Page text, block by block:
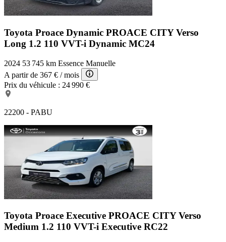
Toyota Proace Dynamic PROACE CITY Verso
Long 1.2 110 VVT-i Dynamic MC24
2024 53 745 km Essence Manuelle
A partir de 367 € / mois
Prix du véhicule : 24 990 €
22200 - PABU
Toyota Proace Executive PROACE CITY Verso
Medium 1.2 110 VVT-i Executive RC22